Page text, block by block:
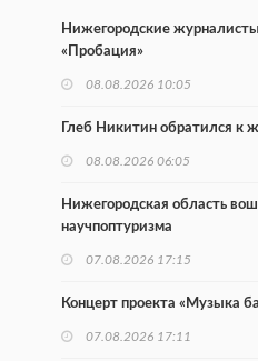
Нижегородские журналисты
«Пробация»
08.08.2026 10:05
Глеб Никитин обратился к
08.08.2026 06:05
Нижегородская область
научпоптуризма
07.08.2026 17:15
Концерт проекта «Музыка
07.08.2026 17:11